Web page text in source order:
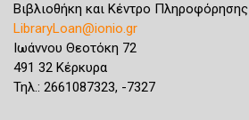
Βιβλιοθήκη και Κέντρο Πληροφόρησης
LibraryLoan@ionio.gr
Ιωάννου Θεοτόκη 72
491 32 Κέρκυρα
Τηλ.: 2661087323, -7327